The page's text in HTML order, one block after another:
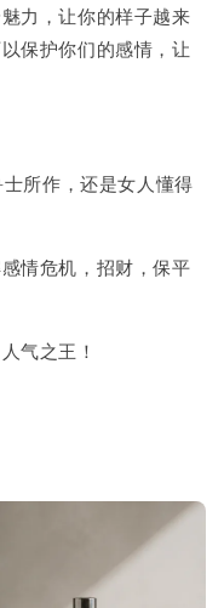
力，让你的样子越来
保护你们的感情，让
所作，还是女人懂得
情危机，招财，保平
气之王！